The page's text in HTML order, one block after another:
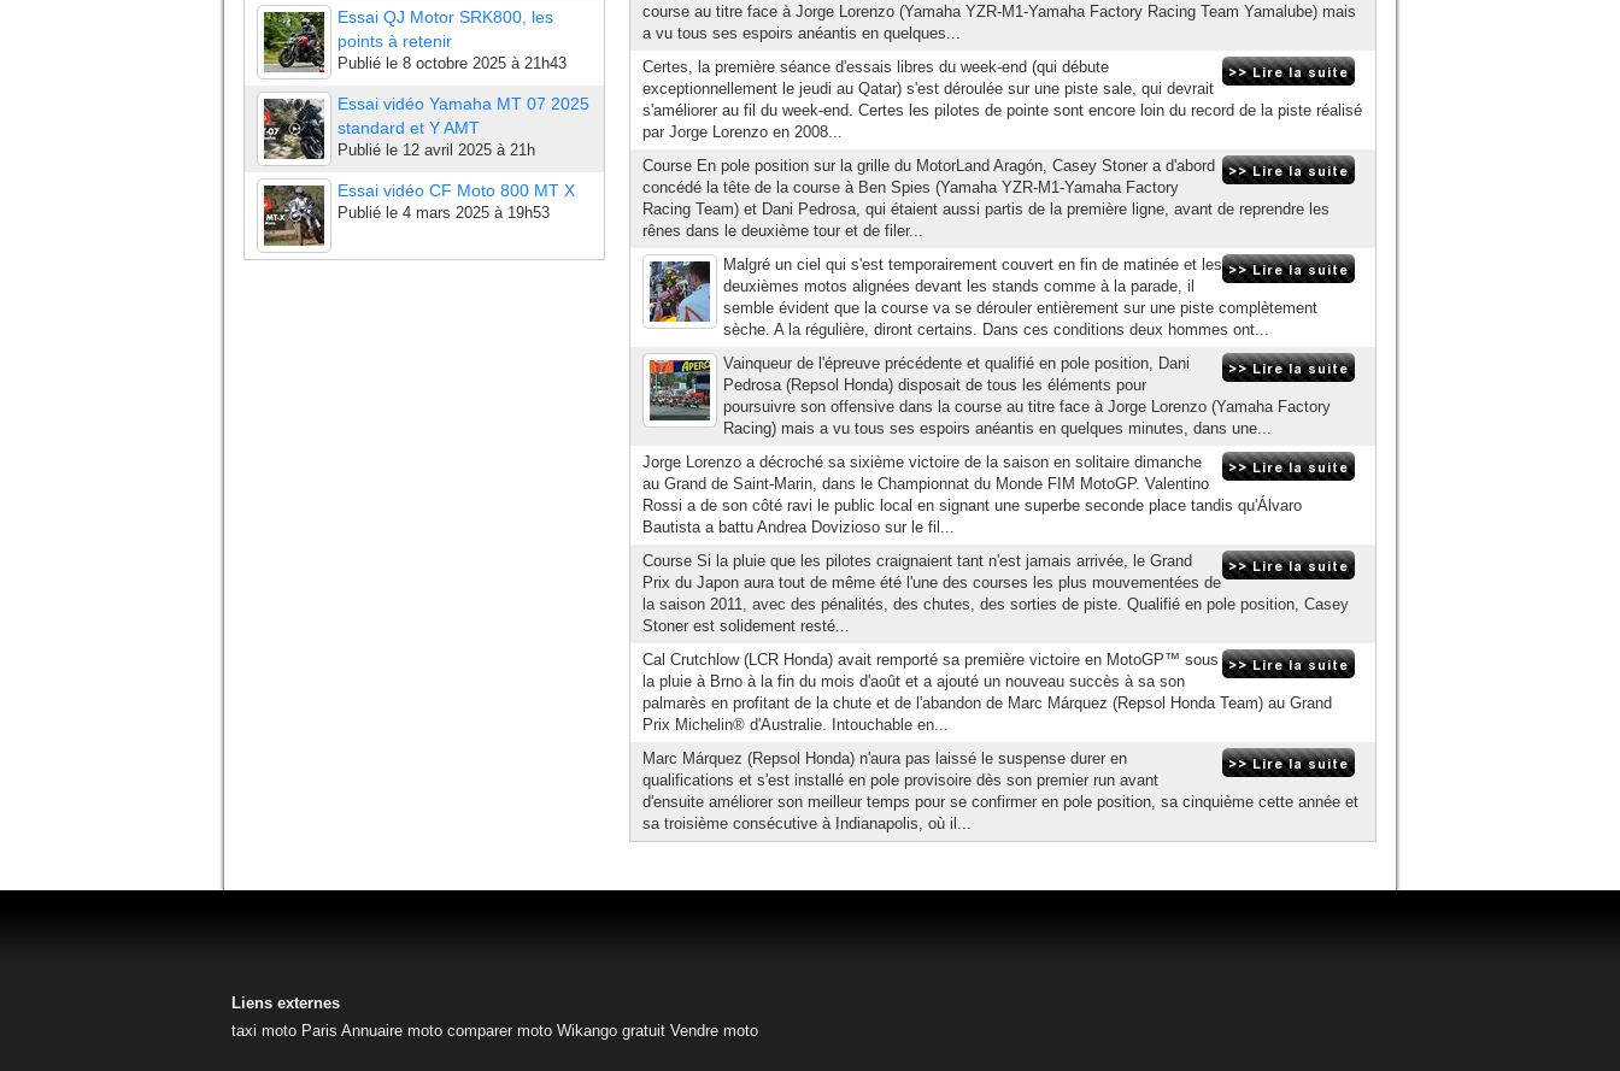
Essai QJ Motor SRK800, les
points à retenir
Publié le 8 octobre 2025 à 21h43
Essai vidéo Yamaha MT 07 2025
standard et Y AMT
Publié le 12 avril 2025 à 21h
Essai vidéo CF Moto 800 MT X
Publié le 4 mars 2025 à 19h53
course au titre face à Jorge Lorenzo (Yamaha YZR-M1-Yamaha Factory Racing Team Yamalube) mais
a vu tous ses espoirs anéantis en quelques...
Certes, la première séance d'essais libres du week-end (qui débute
exceptionnellement le jeudi au Qatar) s'est déroulée sur une piste sale, qui devrait
s'améliorer au fil du week-end. Certes les pilotes de pointe sont encore loin du record de la piste réalisé
par Jorge Lorenzo en 2008...
Course En pole position sur la grille du MotorLand Aragón, Casey Stoner a d'abord
concédé la tête de la course à Ben Spies (Yamaha YZR-M1-Yamaha Factory
Racing Team) et Dani Pedrosa, qui étaient aussi partis de la première ligne, avant de reprendre les
rênes dans le deuxième tour et de filer...
Malgré un ciel qui s'est temporairement couvert en fin de matinée et les
deuxièmes motos alignées devant les stands comme à la parade, il
semble évident que la course va se dérouler entièrement sur une piste complètement
sèche. A la régulière, diront certains. Dans ces conditions deux hommes ont...
Vainqueur de l'épreuve précédente et qualifié en pole position, Dani
Pedrosa (Repsol Honda) disposait de tous les éléments pour
poursuivre son offensive dans la course au titre face à Jorge Lorenzo (Yamaha Factory
Racing) mais a vu tous ses espoirs anéantis en quelques minutes, dans une...
Jorge Lorenzo a décroché sa sixième victoire de la saison en solitaire dimanche
au Grand de Saint-Marin, dans le Championnat du Monde FIM MotoGP. Valentino
Rossi a de son côté ravi le public local en signant une superbe seconde place tandis qu'Álvaro
Bautista a battu Andrea Dovizioso sur le fil...
Course Si la pluie que les pilotes craignaient tant n'est jamais arrivée, le Grand
Prix du Japon aura tout de même été l'une des courses les plus mouvementées de
la saison 2011, avec des pénalités, des chutes, des sorties de piste. Qualifié en pole position, Casey
Stoner est solidement resté...
Cal Crutchlow (LCR Honda) avait remporté sa première victoire en MotoGP™ sous
la pluie à Brno à la fin du mois d'août et a ajouté un nouveau succès à sa son
palmarès en profitant de la chute et de l'abandon de Marc Márquez (Repsol Honda Team) au Grand
Prix Michelin® d'Australie. Intouchable en...
Marc Márquez (Repsol Honda) n'aura pas laissé le suspense durer en
qualifications et s'est installé en pole provisoire dès son premier run avant
d'ensuite améliorer son meilleur temps pour se confirmer en pole position, sa cinquième cette année et
sa troisième consécutive à Indianapolis, où il...
Liens externes
taxi moto Paris Annuaire moto comparer moto Wikango gratuit Vendre moto